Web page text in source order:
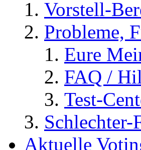
Vorstell-
Probleme,
Eure
FAQ /
Test-
Schlechter-
Aktuelle